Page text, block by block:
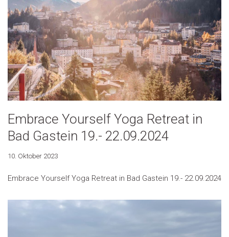
Embrace Yourself Yoga Retreat in
Bad Gastein 19.- 22.09.2024
10. Oktober 2023
Embrace Yourself Yoga Retreat in Bad Gastein 19.- 22.09.2024